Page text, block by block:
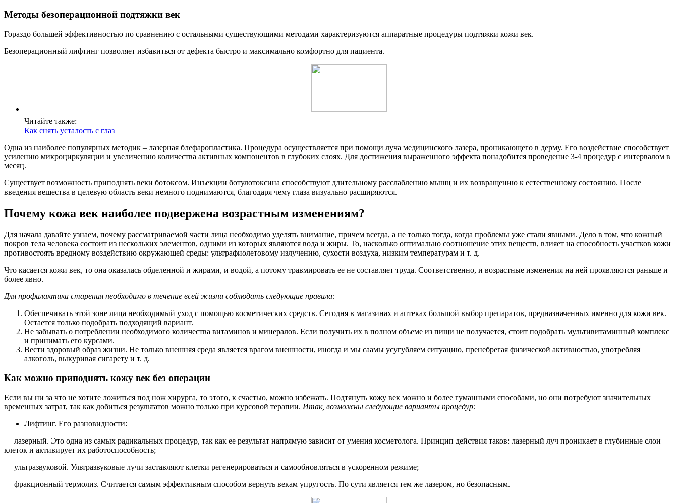
Методы безоперационной подтяжки век
Гораздо большей эффективностью по сравнению с остальными существующими методами характеризуются аппаратные процедуры подтяжки кожи век.
Безоперационный лифтинг позволяет избавиться от дефекта быстро и максимально комфортно для пациента.
Читайте также:
Как снять усталость с глаз
Одна из наиболее популярных методик – лазерная блефаропластика. Процедура осуществляется при помощи луча медицинского лазера, проникающего в дерму. Его воздействие способствует
усилению микроциркуляции и увеличению количества активных компонентов в глубоких слоях. Для достижения выраженного эффекта понадобится проведение 3-4 процедур с интервалом в
месяц.
Существует возможность приподнять веки ботоксом. Инъекции ботулотоксина способствуют длительному расслаблению мышц и их возвращению к естественному состоянию. После
введения вещества в целевую область веки немного поднимаются, благодаря чему глаза визуально расширяются.
Почему кожа век наиболее подвержена возрастным изменениям?
Для начала давайте узнаем, почему рассматриваемой части лица необходимо уделять внимание, причем всегда, а не только тогда, когда проблемы уже стали явными. Дело в том, что кожный
покров тела человека состоит из нескольких элементов, одними из которых являются вода и жиры. То, насколько оптимально соотношение этих веществ, влияет на способность участков кожи
противостоять вредному воздействию окружающей среды: ультрафиолетовому излучению, сухости воздуха, низким температурам и т. д.
Что касается кожи век, то она оказалась обделенной и жирами, и водой, а потому травмировать ее не составляет труда. Соответственно, и возрастные изменения на ней проявляются раньше и
более явно.
Для профилактики старения необходимо в течение всей жизни соблюдать следующие правила:
Обеспечивать этой зоне лица необходимый уход с помощью косметических средств. Сегодня в магазинах и аптеках большой выбор препаратов, предназначенных именно для кожи век.
Остается только подобрать подходящий вариант.
Не забывать о потреблении необходимого количества витаминов и минералов. Если получить их в полном объеме из пищи не получается, стоит подобрать мультивитаминный комплекс
и принимать его курсами.
Вести здоровый образ жизни. Не только внешняя среда является врагом внешности, иногда и мы саамы усугубляем ситуацию, пренебрегая физической активностью, употребляя
алкоголь, выкуривая сигарету и т. д.
Как можно приподнять кожу век без операции
Если вы ни за что не хотите ложиться под нож хирурга, то этого, к счастью, можно избежать. Подтянуть кожу век можно и более гуманными способами, но они потребуют значительных
временных затрат, так как добиться результатов можно только при курсовой терапии. Итак, возможны следующие варианты процедур:
Лифтинг. Его разновидности:
— лазерный. Это одна из самых радикальных процедур, так как ее результат напрямую зависит от умения косметолога. Принцип действия таков: лазерный луч проникает в глубинные слои
клеток и активирует их работоспособность;
— ультразвуковой. Ультразвуковые лучи заставляют клетки регенерироваться и самообновляться в ускоренном режиме;
— фракционный термолиз. Считается самым эффективным способом вернуть векам упругость. По сути является тем же лазером, но безопасным.